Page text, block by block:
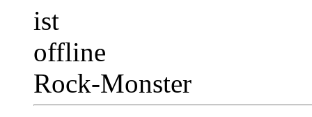
Rock-Monster